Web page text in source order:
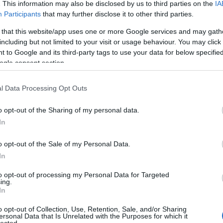
This information may also be disclosed by us to third parties on the
Participants that may further disclose it to other third parties.
that this website/app uses one or more Google services and may
but not limited to your visit or usage behaviour. You may
to Google and its third-party tags to use your data for below
consent section.
Data Processing Opt Outs
opt-out of the Sharing of my personal data.
opt-out of the Sale of my Personal Data.
opt-out of processing my Personal Data for Targeted
opt-out of Collection, Use, Retention, Sale, and/or Sharing
Data that Is Unrelated with the Purposes for which it
milyen lett volna költőnk 70 évesen.
mesterséges intelligencia
nyelvű versei
46 éves William James Sidisről, aki csodagyerekként 7
mesterséges nyelvet!